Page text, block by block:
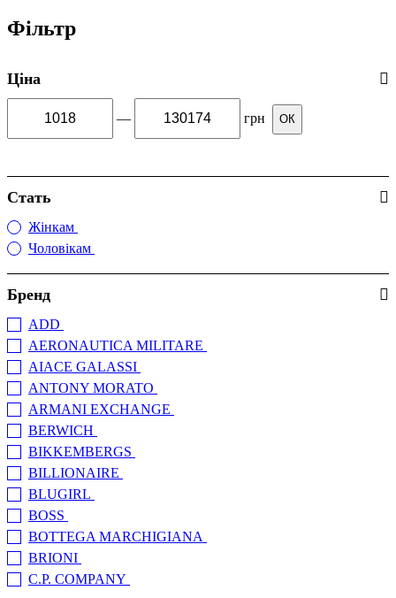
Фільтр
Ціна
— грн ОК
Стать
Жінкам
Чоловікам
Бренд
ADD
AERONAUTICA MILITARE
AIACE GALASSI
ANTONY MORATO
ARMANI EXCHANGE
BERWICH
BIKKEMBERGS
BILLIONAIRE
BLUGIRL
BOSS
BOTTEGA MARCHIGIANA
BRIONI
C.P. COMPANY